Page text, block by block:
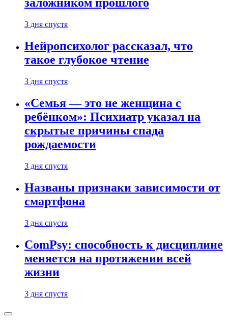
заложником прошлого
3 дня спустя
Нейропсихолог рассказал, что
такое глубокое чтение
3 дня спустя
«Семья — это не женщина с
ребёнком»: Психиатр указал на
скрытые причины спада
рождаемости
3 дня спустя
Названы признаки зависимости от
смартфона
3 дня спустя
ComPsy: способность к дисциплине
меняется на протяжении всей
жизни
3 дня спустя